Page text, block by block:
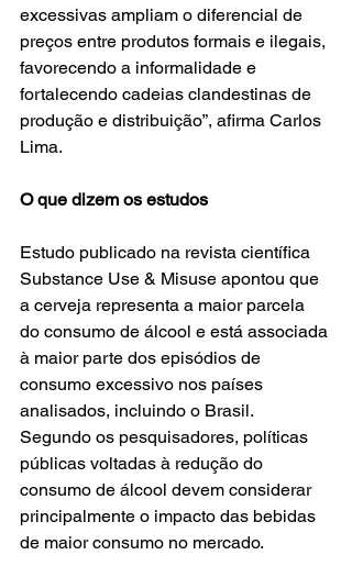
excessivas ampliam o diferencial de
preços entre produtos formais e ilegais,
favorecendo a informalidade e
fortalecendo cadeias clandestinas de
produção e distribuição”, afirma Carlos
Lima.
O que dizem os estudos
Estudo publicado na revista científica
Substance Use & Misuse apontou que
a cerveja representa a maior parcela
do consumo de álcool e está associada
à maior parte dos episódios de
consumo excessivo nos países
analisados, incluindo o Brasil.
Segundo os pesquisadores, políticas
públicas voltadas à redução do
consumo de álcool devem considerar
principalmente o impacto das bebidas
de maior consumo no mercado.